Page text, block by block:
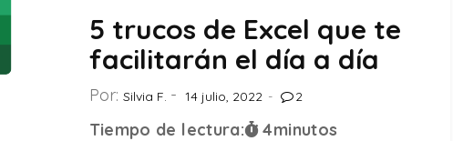
5 trucos de Excel que te
facilitarán el día a día
Por: Silvia F. 14 julio, 2022 2
Tiempo de lectura: 4minutos